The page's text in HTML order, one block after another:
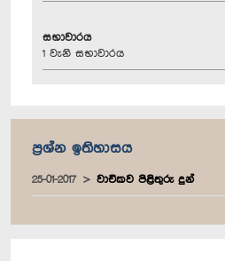
සභාවාරය
1 වැනි සභාවාරය
ප්‍රශ්න ඉතිහාසය
25-01-2017 වාචිකව පිළිතුරු දුන්